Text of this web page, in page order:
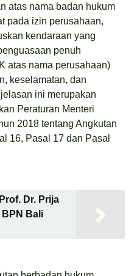
atas nama badan hukum
pada izin perusahaan,
kendaraan yang
penuh
atas nama perusahaan)
keselamatan, dan
ini merupakan
Peraturan Menteri
2018 tentang Angkutan
16, Pasal 17 dan Pasal
Dr. Prija
BPN Bali